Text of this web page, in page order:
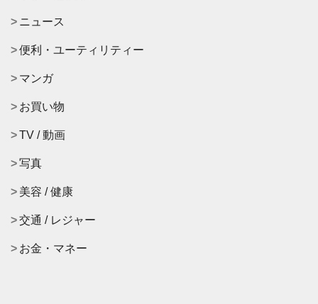
ニュース
便利・ユーティリティー
マンガ
お買い物
TV / 動画
写真
美容 / 健康
交通 / レジャー
お金・マネー